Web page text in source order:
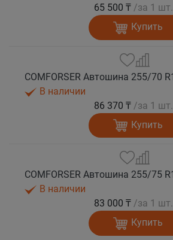
65 500 ₸ /за 1 шт.
Купить
В наличии
86 370 ₸ /за 1 шт.
Купить
В наличии
83 000 ₸ /за 1 шт.
Купить